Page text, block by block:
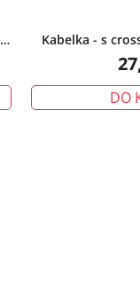
Kabelka - s
zapletanou
DO